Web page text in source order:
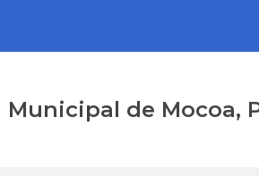
Municipal de Mocoa,